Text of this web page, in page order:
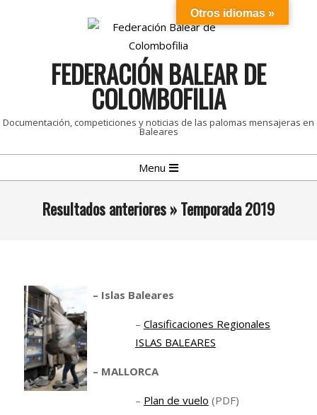
FEDERACIÓN BALEAR DE
COLOMBOFILIA
Documentación, competiciones y noticias de las palomas mensajeras en
Baleares
Navigation
Menu
Resultados anteriores »Temporada 2019
– Islas Baleares
– Clasificaciones Regionales
ISLAS BALEARES
– MALLORCA
– Plan de vuelo (PDF)
Otros idiomas »